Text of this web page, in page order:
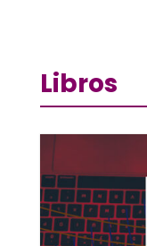
Libros